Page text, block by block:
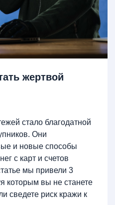
жертвой
стало благодатной
Они
и новые способы
с карт и счетов
мы привели 3
которым вы не станете
сведете риск кражи к